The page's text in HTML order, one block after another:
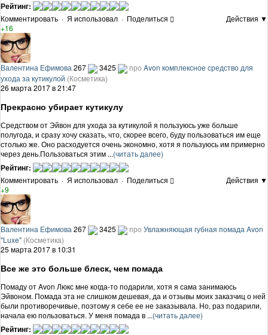
Рейтинг:
Комментировать · Я использовал · Поделиться
Действия ▼
+16
Валентина Ефимова 267 3425 про Avon комплексное средство для
ухода за кутикулой (Косметика)
26 марта 2017 в 21:47
Прекрасно убирает кутикулу
Средством от Эйвон для ухода за кутикулой я пользуюсь уже больше
полугода, и сразу хочу сказать, что, скорее всего, буду пользоваться им еще
столько же. Оно расходуется очень экономно, хотя я пользуюсь им примерно
через день.Пользоваться этим ...(читать далее)
Рейтинг:
Комментировать · Я использовал · Поделиться
Действия ▼
+9
Валентина Ефимова 267 3425 про Увлажняющая губная помада Avon
"Luxe" (Косметика)
25 марта 2017 в 10:31
Все же это больше блеск, чем помада
Помаду от Avon Люкс мне когда-то подарили, хотя я сама занимаюсь
Эйвоном. Помада эта не слишком дешевая, да и отзывы моих заказчиц о ней
были противоречивые, поэтому я себе ее не заказывала. Но, раз подарили,
начала ею пользоваться. У меня помада в ...(читать далее)
Рейтинг: